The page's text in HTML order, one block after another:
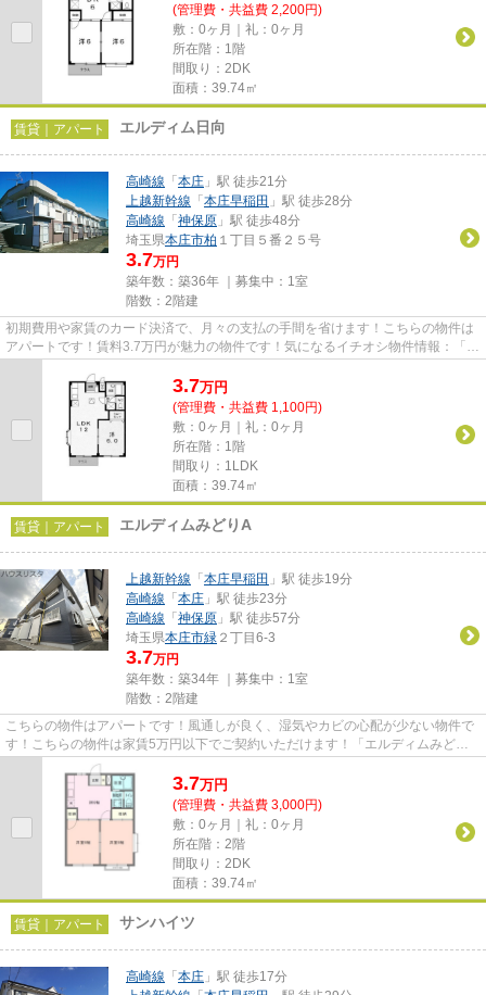
(管理費・共益費 2,200円)
敷：0ヶ月｜礼：0ヶ月
所在階：1階
間取り：2DK
面積：39.74㎡
賃貸｜アパート エルディム日向
高崎線 「 本庄 」駅 徒歩21分
上越新幹線 「 本庄早稲田 」駅 徒歩28分
高崎線 「 神保原 」駅 徒歩48分
埼玉県本庄市柏 １丁目５番２５号
3.7万円
築年数：築36年 ｜募集中： 1室
階数：2階建
初期費用や家賃のカード決済で、月々の支払の手間を省けます！こちらの物件は
アパートです！賃料3.7万円が魅力の物件です！気になるイチオシ物件情報：「エ
3.7万円
(管理費・共益費 1,100円)
敷：0ヶ月｜礼：0ヶ月
所在階：1階
間取り：1LDK
面積：39.74㎡
賃貸｜アパート エルディムみどりA
上越新幹線 「 本庄早稲田 」駅 徒歩19分
高崎線 「 本庄 」駅 徒歩23分
高崎線 「 神保原 」駅 徒歩57分
埼玉県本庄市緑 ２丁目6-3
3.7万円
築年数：築34年 ｜募集中： 1室
階数：2階建
こちらの物件はアパートです！風通しが良く、湿気やカビの心配が少ない物件で
す！こちらの物件は家賃5万円以下でご契約いただけます！「エルディムみどり
A」のここがイチオシ！本庄市...
3.7万円
(管理費・共益費 3,000円)
敷：0ヶ月｜礼：0ヶ月
所在階：2階
間取り：2DK
面積：39.74㎡
賃貸｜アパート サンハイツ
高崎線 「 本庄 」駅 徒歩17分